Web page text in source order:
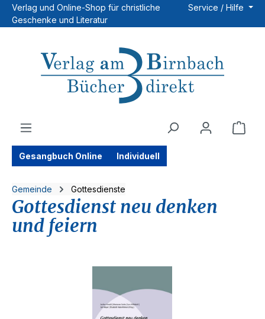
Zum Hauptinhalt springen
Verlag und Online-Shop für christliche
Geschenke und Literatur
Service / Hilfe
Gesangbuch Online Individuell
Gemeinde Gottesdienste
Gottesdienst neu denken
und feiern